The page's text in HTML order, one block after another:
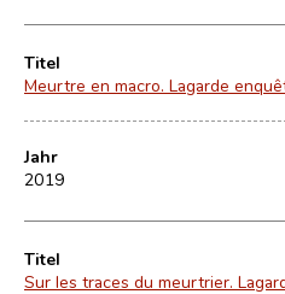
Titel
Meurtre en macro. Lagarde
Jahr
2019
Titel
Sur les traces du meurtrier.